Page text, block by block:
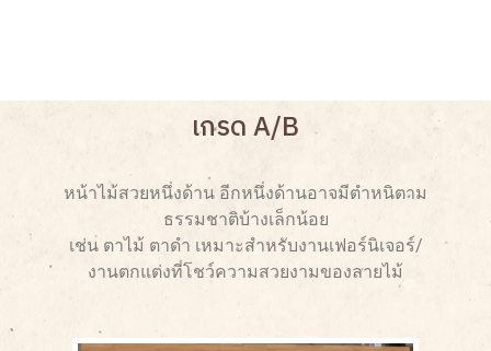
เกรด A/B
หน้าไม้สวยหนึ่งด้าน อีกหนึ่งด้านอาจมีตำหนิตาม
ธรรมชาติบ้างเล็กน้อย
เช่น ตาไม้ ตาดำ เหมาะสำหรับงานเฟอร์นิเจอร์/
งานตกแต่งที่โชว์ความสวยงามของลายไม้